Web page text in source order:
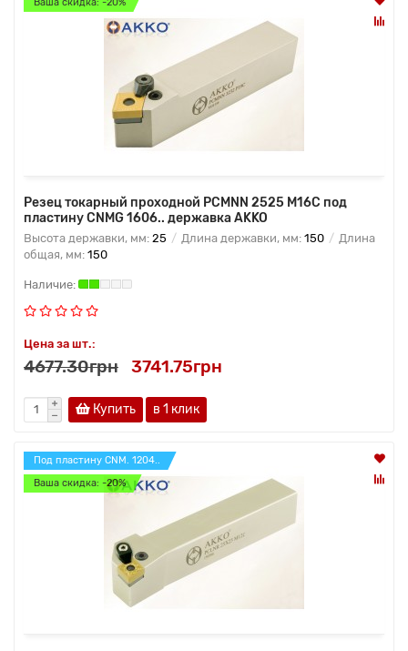
Резец токарный проходной PCMNN 2525 M16C под
пластину CNMG 1606.. державка AKKO
Высота державки, мм: 25 Длина державки, мм: 150
Длина
общая, мм: 150
Цена за шт.:
4677.30грн 3741.75грн
Купить в 1 клик
Под пластину CNM. 1204..
Ваша скидка: -20%